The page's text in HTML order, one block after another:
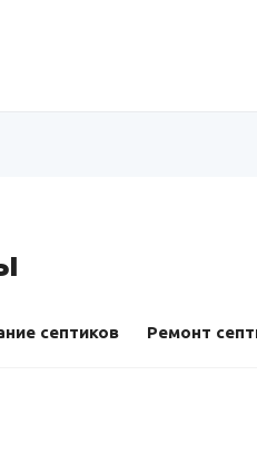
септиков Ремонт